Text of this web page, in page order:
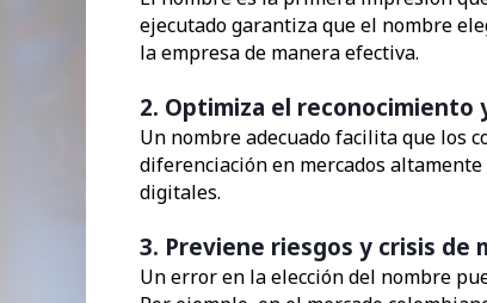
ejecutado garantiza que el nombre
la empresa de manera efectiva.
2. Optimiza el reconocimiento
Un nombre adecuado facilita que los
diferenciación en mercados
digitales.
3. Previene riesgos y crisis de
Un error en la elección del nombre